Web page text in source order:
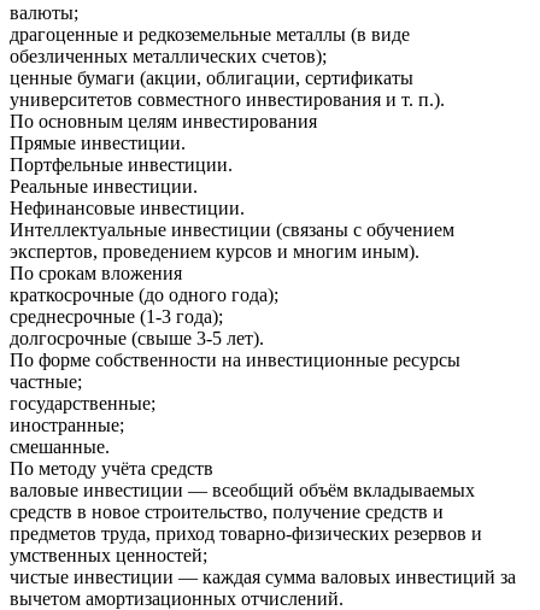
валюты;
драгоценные и редкоземельные металлы (в виде
обезличенных металлических счетов);
ценные бумаги (акции, облигации, сертификаты
университетов совместного инвестирования и т. п.).
По основным целям инвестирования
Прямые инвестиции.
Портфельные инвестиции.
Реальные инвестиции.
Нефинансовые инвестиции.
Интеллектуальные инвестиции (связаны с обучением
экспертов, проведением курсов и многим иным).
По срокам вложения
краткосрочные (до одного года);
среднесрочные (1-3 года);
долгосрочные (свыше 3-5 лет).
По форме собственности на инвестиционные ресурсы
частные;
государственные;
иностранные;
смешанные.
По методу учёта средств
валовые инвестиции — всеобщий объём вкладываемых
средств в новое строительство, получение средств и
предметов труда, приход товарно-физических резервов и
умственных ценностей;
чистые инвестиции — каждая сумма валовых инвестиций за
вычетом амортизационных отчислений.